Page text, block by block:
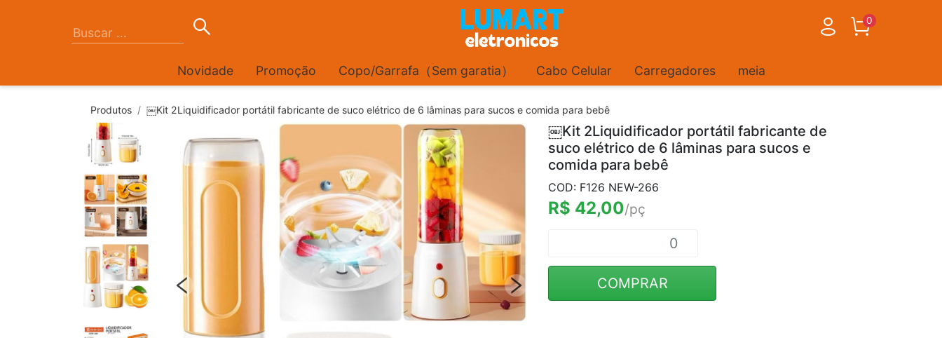
0
Novidade Promoção Copo/Garrafa（Sem garatia） Cabo Celular Carregadores meia
Produtos ￼Kit 2Liquidificador portátil fabricante de suco elétrico de 6 lâminas para sucos e comida para bebê
￼Kit 2Liquidificador portátil fabricante de
suco elétrico de 6 lâminas para sucos e
comida para bebê
COD: F126 NEW-266
R$ 42,00/pç
COMPRAR